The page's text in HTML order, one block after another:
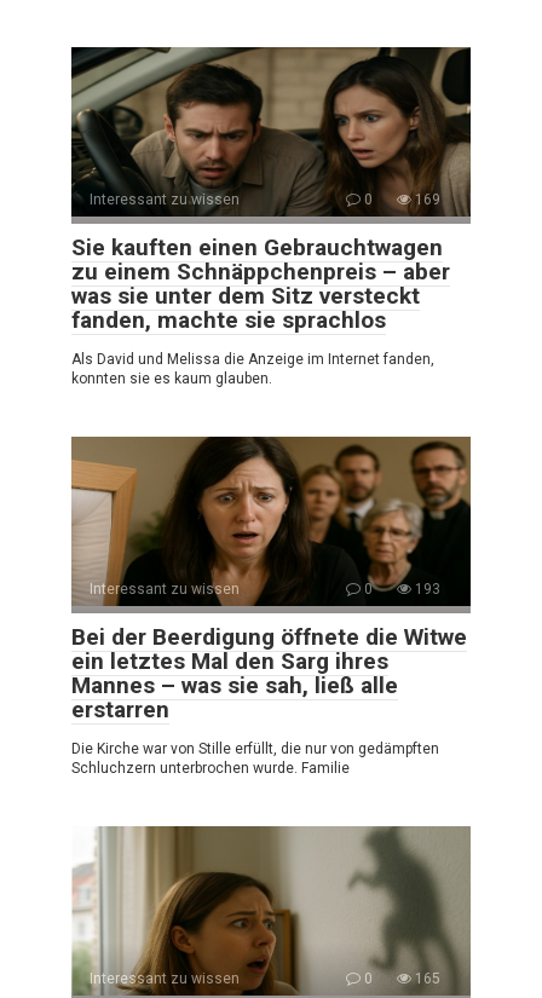
Interessant zu wissen 0 169
Sie kauften einen Gebrauchtwagen
zu einem Schnäppchenpreis – aber
was sie unter dem Sitz versteckt
fanden, machte sie sprachlos
Als David und Melissa die Anzeige im Internet fanden,
konnten sie es kaum glauben.
Interessant zu wissen 0 193
Bei der Beerdigung öffnete die Witwe
ein letztes Mal den Sarg ihres
Mannes – was sie sah, ließ alle
erstarren
Die Kirche war von Stille erfüllt, die nur von gedämpften
Schluchzern unterbrochen wurde. Familie
Interessant zu wissen 0 165